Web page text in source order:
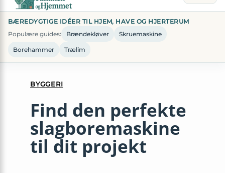
BÆREDYGTIGE IDÉER TIL HJEM, HAVE OG HJERTERUM
Populære guides:
Brændekløver Skruemaskine
Borehammer Trælim
BYGGERI
Find den perfekte
slagboremaskine
til dit projekt